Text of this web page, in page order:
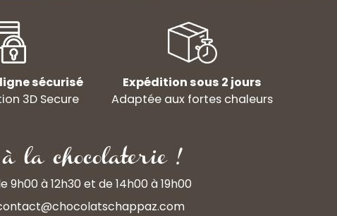
sécurisé
Expédition sous 2 jours
3D Secure Adaptée aux fortes chaleurs
à la chocolaterie !
à 12h30 et de 14h00 à 19h00